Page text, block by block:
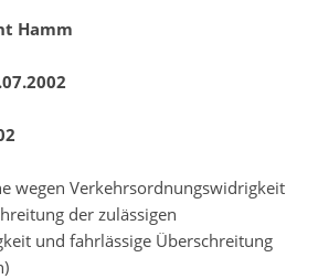
Hamm
wegen Verkehrsordnungswidrigkeit
der zulässigen
und fahrlässige Überschreitung